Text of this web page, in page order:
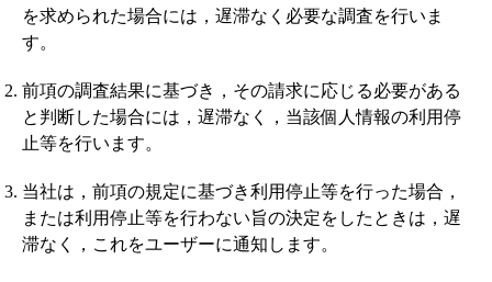
を求められた場合には，遅滞なく必要な調査を行いま
す。
前項の調査結果に基づき，その請求に応じる必要がある
と判断した場合には，遅滞なく，当該個人情報の利用停
止等を行います。
当社は，前項の規定に基づき利用停止等を行った場合，
または利用停止等を行わない旨の決定をしたときは，遅
滞なく，これをユーザーに通知します。